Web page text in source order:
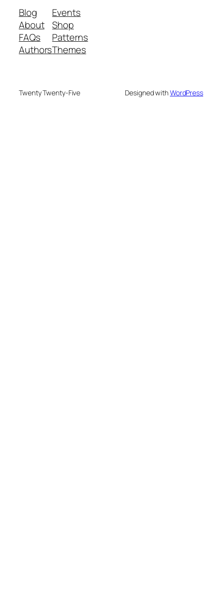
Blog
About
FAQs
Authors
Events
Shop
Patterns
Themes
Twenty Twenty-Five Designed withWordPress